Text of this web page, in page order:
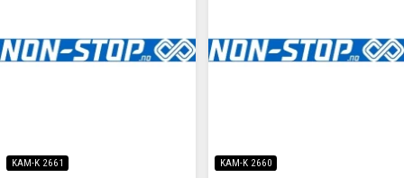
KAM-K 2661 KAM-K 2660